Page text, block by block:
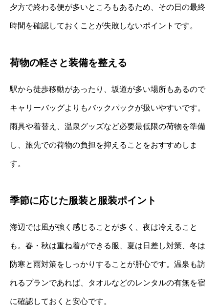
夕方で終わる便が多いところもあるため、その日の最終
時間を確認しておくことが失敗しないポイントです。
荷物の軽さと装備を整える
駅から徒歩移動があったり、坂道が多い場所もあるので
キャリーバッグよりもバックパックが扱いやすいです。
雨具や着替え、温泉グッズなど必要最低限の荷物を準備
し、旅先での荷物の負担を抑えることをおすすめしま
す。
季節に応じた服装と服装ポイント
海辺では風が強く感じることが多く、夜は冷えること
も。春・秋は重ね着ができる服、夏は日差し対策、冬は
防寒と雨対策をしっかりすることが肝心です。温泉も訪
れるプランであれば、タオルなどのレンタルの有無を宿
に確認しておくと安心です。